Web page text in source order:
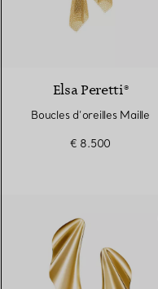
Elsa Peretti®
Boucles d’oreilles Maille
€ 8.500